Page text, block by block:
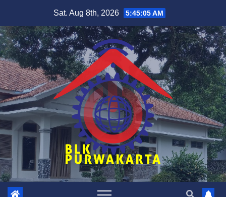
content
Sat. Aug 8th, 2026 5:45:06 AM